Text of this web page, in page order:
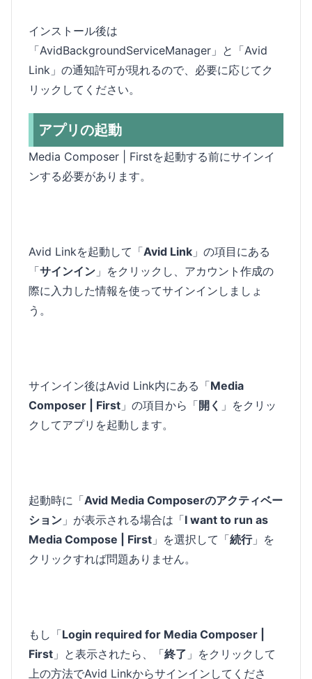
インストール後は
「AvidBackgroundServiceManager」と「Avid
Link」の通知許可が現れるので、必要に応じてク
リックしてください。
アプリの起動
Media Composer | Firstを起動する前にサインイ
ンする必要があります。
Avid Linkを起動して「Avid Link 」の項目にある
「サインイン 」をクリックし、アカウント作成の
際に入力した情報を使ってサインインしましょ
う。
サインイン後はAvid Link内にある「Media
Composer | First 」の項目から「開く 」をクリッ
クしてアプリを起動します。
起動時に「Avid Media Composerのアクティベー
ション 」が表示される場合は「I want to run as
Media Compose | First 」を選択して「続行」を
クリックすれば問題ありません。
もし「Login required for Media Composer |
First 」と表示されたら、「終了 」をクリックして
上の方法でAvid Linkからサインインしてくださ